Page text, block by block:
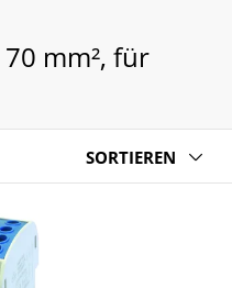
mm², für
SORTIEREN